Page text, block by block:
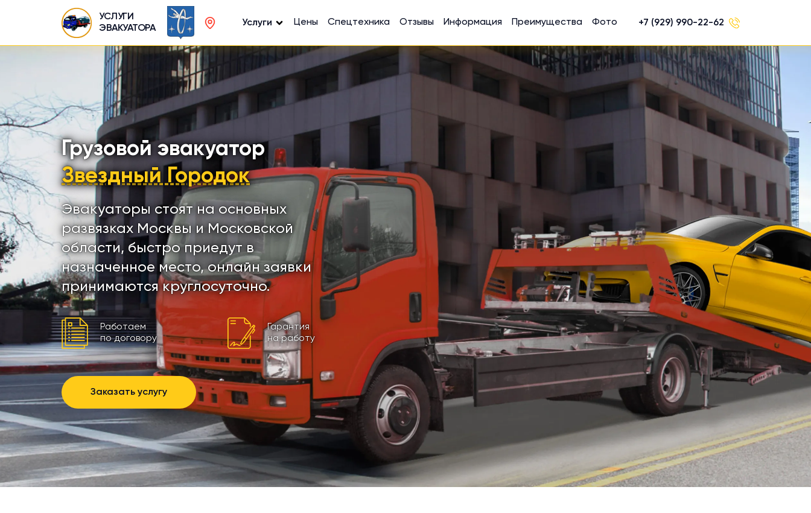
УСЛУГИ
ЭВАКУАТОРА
Услуги Цены Спецтехника Отзывы Информация Преимущества Фото +7 (929) 990-22-62
Грузовой эвакуатор
Звездный Городок
Эвакуаторы стоят на основных
развязках Москвы и Московской
области, быстро приедут в
назначенное место, онлайн заявки
принимаются круглосуточно.
Работаем
по договору
Гарантия
на работу
Заказать услугу